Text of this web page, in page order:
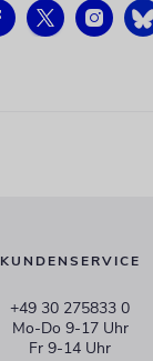
KUNDENSERVICE
+49 30 275833 0
Mo-Do 9-17 Uhr
Fr 9-14 Uhr